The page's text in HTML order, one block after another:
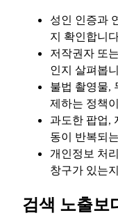
성인 인증과
지 확인합니
저작권자 또
인지 살펴봅
불법 촬영물,
제하는 정책
과도한 팝업,
동이 반복되
개인정보 처
창구가 있는
검색 노출보